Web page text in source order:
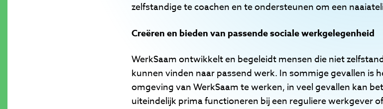
zelfstandige te coachen en te ondersteunen om een
Creëren en bieden van passende sociale werkgelegenheid
WerkSaam ontwikkelt en begeleidt mensen die niet
kunnen vinden naar passend werk. In sommige gevallen is
omgeving van WerkSaam te werken, in veel gevallen kan
uiteindelijk prima functioneren bij een reguliere werkgever